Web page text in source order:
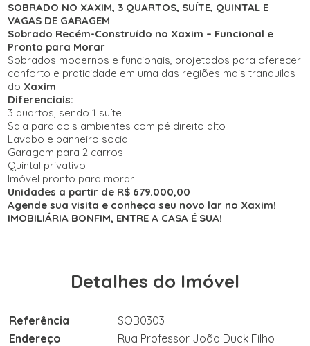
SOBRADO NO XAXIM, 3 QUARTOS, SUÍTE, QUINTAL E
VAGAS DE GARAGEM
Sobrado Recém-Construído no Xaxim – Funcional e
Pronto para Morar
Sobrados modernos e funcionais, projetados para oferecer
conforto e praticidade em uma das regiões mais tranquilas
do Xaxim.
Diferenciais:
3 quartos, sendo 1 suíte
Sala para dois ambientes com pé direito alto
Lavabo e banheiro social
Garagem para 2 carros
Quintal privativo
Imóvel pronto para morar
Unidades a partir de R$ 679.000,00
Agende sua visita e conheça seu novo lar no Xaxim!
IMOBILIÁRIA BONFIM, ENTRE A CASA É SUA!
Detalhes do Imóvel
Referência
SOB0303
Endereço
Rua Professor João Duck Filho